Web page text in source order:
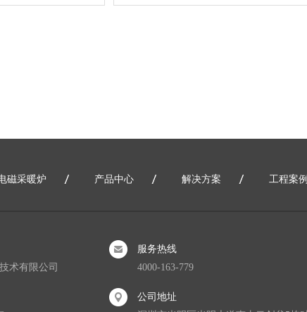
磁采暖炉 产品中心 解决方案 工程案例
网站地图
术有限公司
服务热线
4000-163-779
公司地址